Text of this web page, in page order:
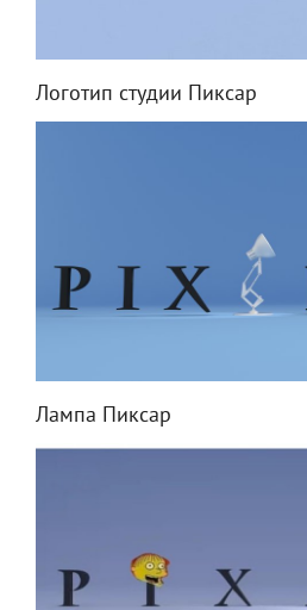
Логотип студии Пиксар
Лампа Пиксар